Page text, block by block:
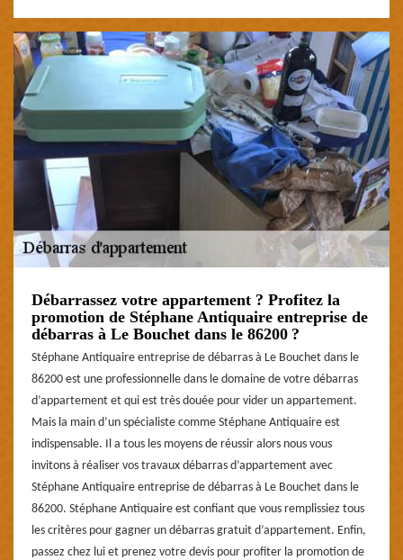
Débarrassez votre appartement ? Profitez la
promotion de Stéphane Antiquaire entreprise de
débarras à Le Bouchet dans le 86200 ?
Stéphane Antiquaire entreprise de débarras à Le Bouchet dans le
86200 est une professionnelle dans le domaine de votre débarras
d’appartement et qui est très douée pour vider un appartement.
Mais la main d’un spécialiste comme Stéphane Antiquaire est
indispensable. Il a tous les moyens de réussir alors nous vous
invitons à réaliser vos travaux débarras d’appartement avec
Stéphane Antiquaire entreprise de débarras à Le Bouchet dans le
86200. Stéphane Antiquaire est confiant que vous remplissiez tous
les critères pour gagner un débarras gratuit d’appartement. Enfin,
passez chez lui et prenez votre devis pour profiter la promotion de